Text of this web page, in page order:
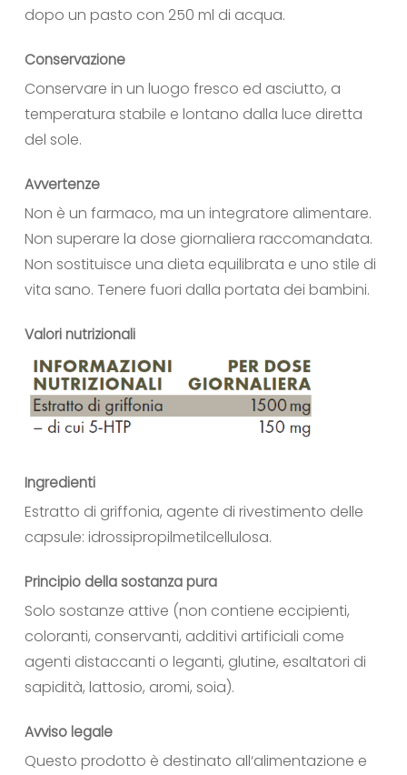
dopo un pasto con 250 ml di acqua.
Conservazione
Conservare in un luogo fresco ed asciutto, a
temperatura stabile e lontano dalla luce diretta
del sole.
Avvertenze
Non è un farmaco, ma un integratore alimentare.
Non superare la dose giornaliera raccomandata.
Non sostituisce una dieta equilibrata e uno stile di
vita sano. Tenere fuori dalla portata dei bambini.
Valori nutrizionali
Ingredienti
Estratto di griffonia, agente di rivestimento delle
capsule: idrossipropilmetilcellulosa.
Principio della sostanza pura
Solo sostanze attive (non contiene eccipienti,
coloranti, conservanti, additivi artificiali come
agenti distaccanti o leganti, glutine, esaltatori di
sapidità, lattosio, aromi, soia).
Avviso legale
Questo prodotto è destinato all‘alimentazione e